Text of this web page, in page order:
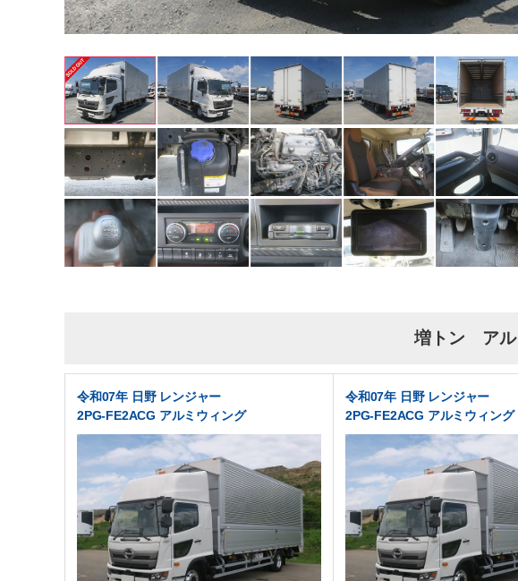
増トン アル
令和07年 日野 レンジャー
2PG-FE2ACG アルミウィング
令和07年 日野 レンジャー
2PG-FE2ACG アルミウィング